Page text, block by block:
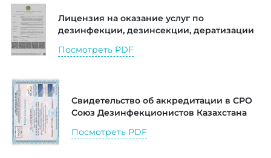
Лицензия на оказание услуг по
дезинфекции, дезинсекции, дератизации
Посмотреть PDF
Свидетельство об аккредитации в СРО
Союз Дезинфекционистов Казахстана
Посмотреть PDF